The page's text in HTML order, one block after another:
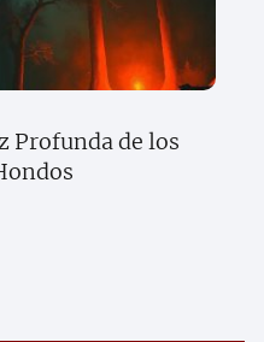
Profunda de los